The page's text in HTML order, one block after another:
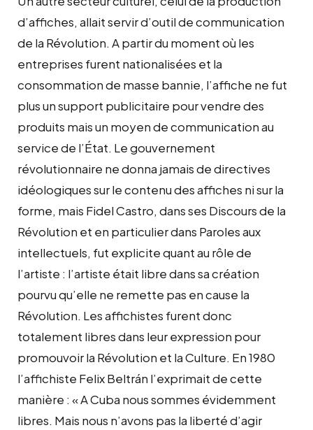
d’affiches, allait servir d’outil de communication
de la Révolution. A partir du moment où les
entreprises furent nationalisées et la
consommation de masse bannie, l’affiche ne fut
plus un support publicitaire pour vendre des
produits mais un moyen de communication au
service de l’État. Le gouvernement
révolutionnaire ne donna jamais de directives
idéologiques sur le contenu des affiches ni sur la
forme, mais Fidel Castro, dans ses Discours de la
Révolution et en particulier dans Paroles aux
intellectuels, fut explicite quant au rôle de
l’artiste : l’artiste était libre dans sa création
pourvu qu’elle ne remette pas en cause la
Révolution. Les affichistes furent donc
totalement libres dans leur expression pour
promouvoir la Révolution et la Culture. En 1980
l’affichiste Felix Beltrán l’exprimait de cette
manière : « A Cuba nous sommes évidemment
libres. Mais nous n’avons pas la liberté d’agir